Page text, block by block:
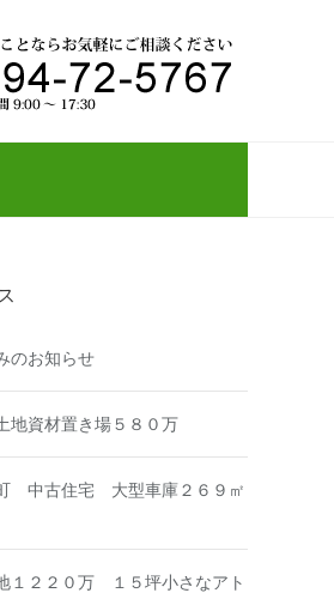
のお知らせ
地資材置き場５８０万
中古住宅 大型車庫２６９㎡
１２２０万 １５坪小さなアト